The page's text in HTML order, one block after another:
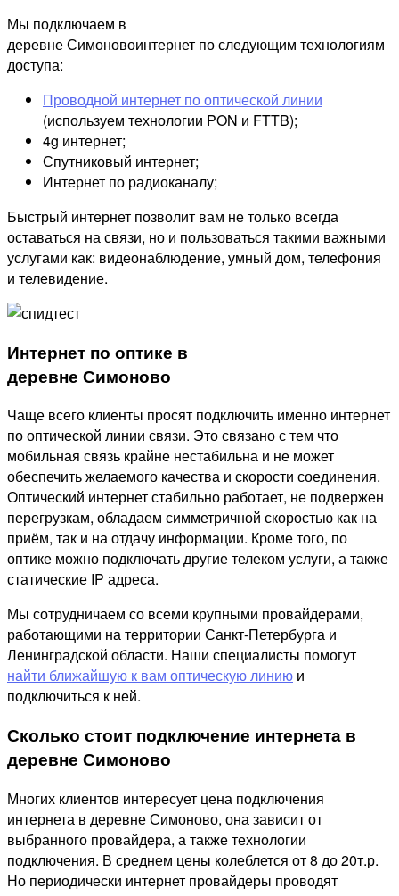
Мы подключаем в
деревне Симоновоинтернет по следующим технологиям
доступа:
Проводной интернет по оптической линии
(используем технологии PON и FTTB);
4g интернет;
Спутниковый интернет;
Интернет по радиоканалу;
Быстрый интернет позволит вам не только всегда
оставаться на связи, но и пользоваться такими важными
услугами как: видеонаблюдение, умный дом, телефония
и телевидение.
Интернет по оптике в
деревне Симоново
Чаще всего клиенты просят подключить именно интернет
по оптической линии связи. Это связано с тем что
мобильная связь крайне нестабильна и не может
обеспечить желаемого качества и скорости соединения.
Оптический интернет стабильно работает, не подвержен
перегрузкам, обладаем симметричной скоростью как на
приём, так и на отдачу информации. Кроме того, по
оптике можно подключать другие телеком услуги, а также
статические IP адреса.
Мы сотрудничаем со всеми крупными провайдерами,
работающими на территории Санкт-Петербурга и
Ленинградской области. Наши специалисты помогут
найти ближайшую к вам оптическую линию и
подключиться к ней.
Сколько стоит подключение интернета в
деревне Симоново
Многих клиентов интересует цена подключения
интернета в деревне Симоново, она зависит от
выбранного провайдера, а также технологии
подключения. В среднем цены колеблется от 8 до 20т.р.
Но периодически интернет провайдеры проводят